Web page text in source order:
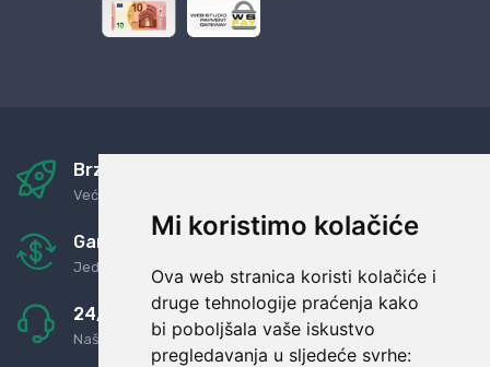
Mi koristimo kolačiće
Ova web stranica koristi kolačiće i
druge tehnologije praćenja kako
bi poboljšala vaše iskustvo
pregledavanja u sljedeće svrhe:
Brza i sigurna dostava
Već za nekoliko dana kod vas
Garancija u povrat novaca
Jednostavno pravilo: Roba za novac
24/7 odlična podrška
Naši agenti uvijek na raspolaganju